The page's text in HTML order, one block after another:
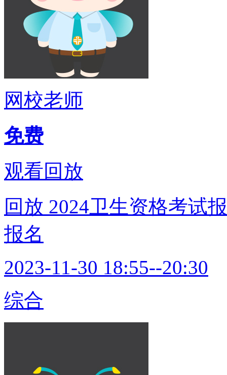
网校老师
免费
观看回放
回放 2024卫生资格考试
报名
2023-11-30 18:55--20:30
综合